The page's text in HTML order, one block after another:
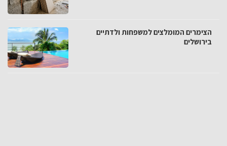
הצימרים המומלצים למשפחות ולדתיים
בירושלים